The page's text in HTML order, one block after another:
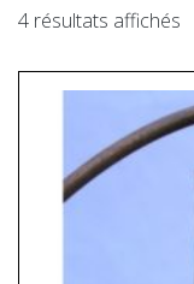
4 résultats affichés